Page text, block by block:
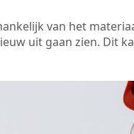
van het
uit gaan zien. Dit